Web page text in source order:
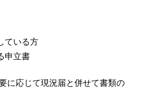
ている方
申立書
に応じて現況届と併せて書類の